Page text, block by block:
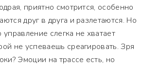
приятно смотрится, особенно
друг в друга и разлетаются. Но
слегка не хватает
не успеваешь среагировать. Зря
Эмоции на трассе есть, но